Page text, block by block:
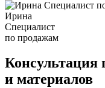
Ирина
Специалист
по продажам
Консультация
и материалов